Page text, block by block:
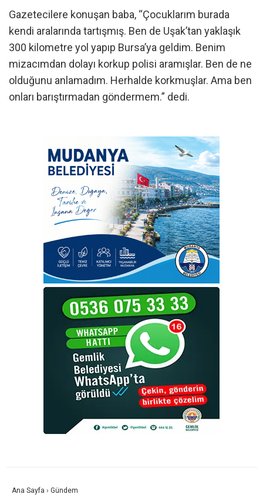
Gazetecilere konuşan baba, “Çocuklarım burada
kendi aralarında tartışmış. Ben de Uşak’tan yaklaşık
300 kilometre yol yapıp Bursa’ya geldim. Benim
mizacımdan dolayı korkup polisi aramışlar. Ben de ne
olduğunu anlamadım. Herhalde korkmuşlar. Ama ben
onları barıştırmadan göndermem.” dedi.
Ana Sayfa › Gündem